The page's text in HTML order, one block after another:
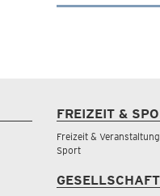
FREIZEIT &
Freizeit &
Sport